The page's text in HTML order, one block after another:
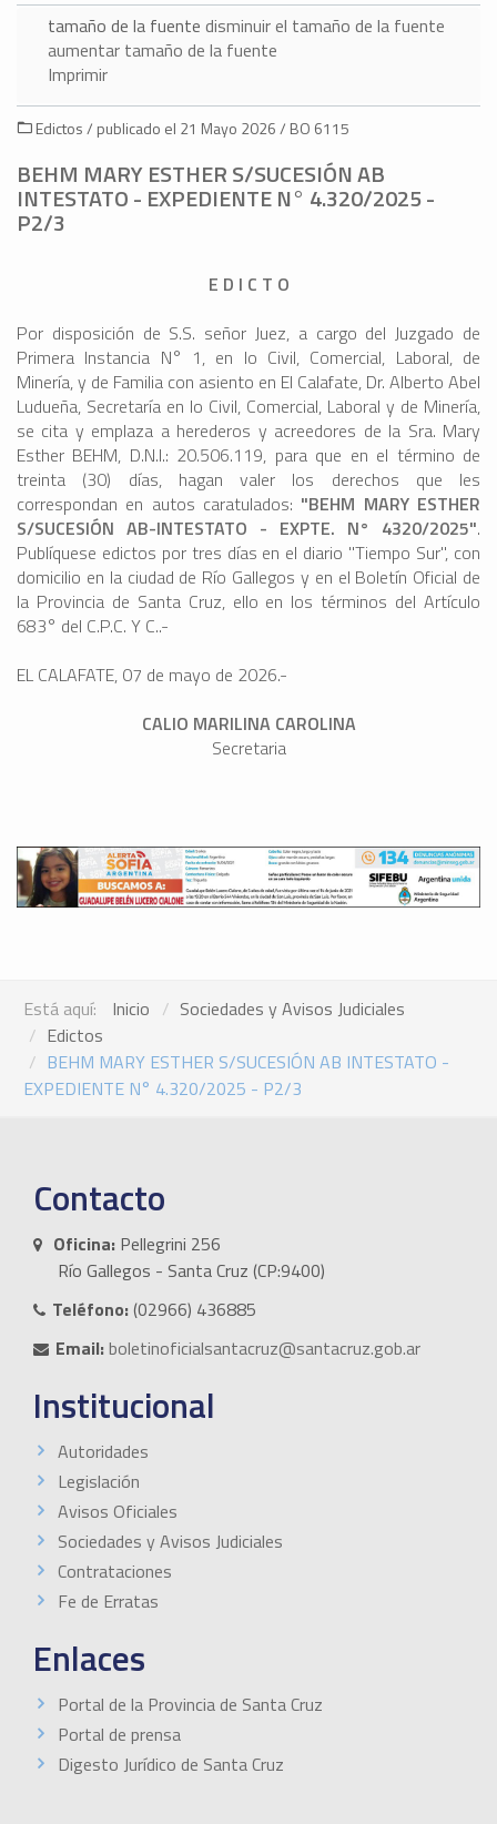
tamaño de la fuente disminuir el tamaño de la fuente
aumentar tamaño de la fuente
Imprimir
Edictos / publicado el 21 Mayo 2026 / BO 6115
BEHM MARY ESTHER S/SUCESIÓN AB
INTESTATO - EXPEDIENTE N° 4.320/2025 -
P2/3
E D I C T O
Por disposición de S.S. señor Juez, a cargo del Juzgado de
Primera Instancia N° 1, en lo Civil, Comercial, Laboral, de
Minería, y de Familia con asiento en El Calafate, Dr. Alberto Abel
Ludueña, Secretaría en lo Civil, Comercial, Laboral y de Minería,
se cita y emplaza a herederos y acreedores de la Sra. Mary
Esther BEHM, D.N.I.: 20.506.119, para que en el término de
treinta (30) días, hagan valer los derechos que les
correspondan en autos caratulados: "BEHM MARY ESTHER
S/SUCESIÓN AB-INTESTATO - EXPTE. N° 4320/2025".
Publíquese edictos por tres días en el diario "Tiempo Sur", con
domicilio en la ciudad de Río Gallegos y en el Boletín Oficial de
la Provincia de Santa Cruz, ello en los términos del Artículo
683° del C.P.C. Y C..-
EL CALAFATE, 07 de mayo de 2026.-
CALIO MARILINA CAROLINA
Secretaria
Está aquí: Inicio
Sociedades y Avisos Judiciales
Edictos
BEHM MARY ESTHER S/SUCESIÓN AB INTESTATO -
EXPEDIENTE N° 4.320/2025 - P2/3
Contacto
Oficina: Pellegrini 256
Río Gallegos - Santa Cruz (CP:9400)
Teléfono:(02966) 436885
Email:boletinoficialsantacruz@santacruz.gob.ar
Institucional
Autoridades
Legislación
Avisos Oficiales
Sociedades y Avisos Judiciales
Contrataciones
Fe de Erratas
Enlaces
Portal de la Provincia de Santa Cruz
Portal de prensa
Digesto Jurídico de Santa Cruz